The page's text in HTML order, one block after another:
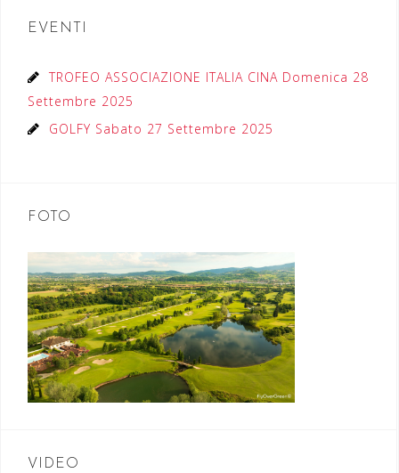
EVENTI
TROFEO ASSOCIAZIONE ITALIA CINA Domenica 28
Settembre 2025
GOLFY Sabato 27 Settembre 2025
FOTO
VIDEO